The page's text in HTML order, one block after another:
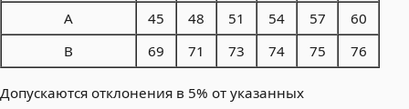
A
45 48 51 54 57
60
B
69 71 73 74 75 76
Допускаются отклонения в 5% от указанных